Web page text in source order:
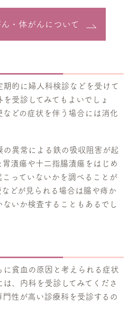
・体がんについて
期的に婦人科検診などを受けて
受診してみてもよいでしょ
などの症状を伴う場合には消化
の異常による鉄の吸収阻害が起
胃潰瘍や十二指腸潰瘍をはじめ
こっていないかを調べることが
どが見られる場合は腸や痔か
いか検査することもあるでし
に貧血の原因と考えられる症状
、内科を受診してみてくださ
性が高い診療科を受診するの